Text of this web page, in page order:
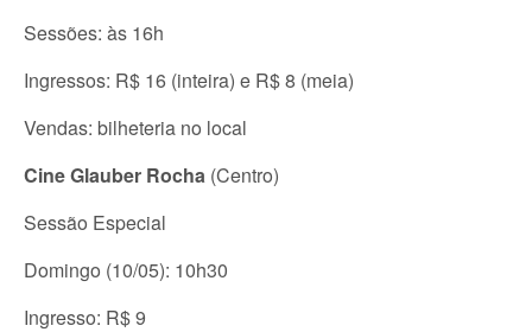
Sessões: às 16h
Ingressos: R$ 16 (inteira) e R$ 8 (meia)
Vendas: bilheteria no local
Cine Glauber Rocha (Centro)
Sessão Especial
Domingo (10/05): 10h30
Ingresso: R$ 9